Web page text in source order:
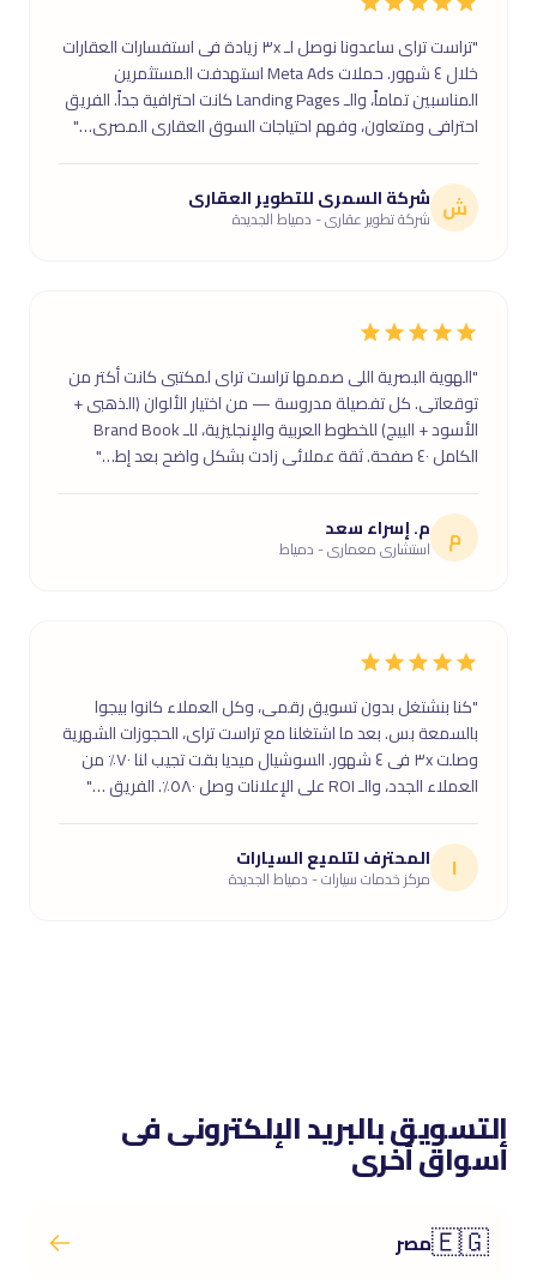
"تراست تراى ساعدونا نوصل لـ ٣x زيادة فى استفسارات العقارات
خلال ٤ شهور. حملات Meta Ads استهدفت المستثمرين
المناسبين تماماً، والـ Landing Pages كانت احترافية جداً. الفريق
احترافى ومتعاون، وفهم احتياجات السوق العقارى المصرى…"
ش شركة السمرى للتطوير العقارى
شركة تطوير عقارى - دمياط الجديدة
"الهوية البصرية اللى صممها تراست تراى لمكتبى كانت أكتر من
توقعاتى. كل تفصيلة مدروسة — من اختيار الألوان (الذهبى +
الأسود + البيج) للخطوط العربية والإنجليزية، للـ Brand Book
الكامل ٤٠ صفحة. ثقة عملائى زادت بشكل واضح بعد إط…"
م م. إسراء سعد
استشارى معمارى - دمياط
"كنا بنشتغل بدون تسويق رقمى، وكل العملاء كانوا بيجوا
بالسمعة بس. بعد ما اشتغلنا مع تراست تراى، الحجوزات الشهرية
وصلت ٣x فى ٤ شهور. السوشيال ميديا بقت تجيب لنا ٧٠٪ من
العملاء الجدد، والـ ROI على الإعلانات وصل ٥٨٠٪. الفريق …"
ا المحترف لتلميع السيارات
مركز خدمات سيارات - دمياط الجديدة
التسويق بالبريد الإلكترونى فى
أسواق أخرى
🇪🇬مصر